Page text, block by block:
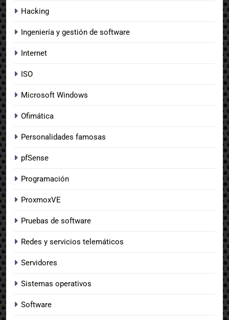
Hacking
Ingeniería y gestión de software
Internet
ISO
Microsoft Windows
Ofimática
Personalidades famosas
pfSense
Programación
ProxmoxVE
Pruebas de software
Redes y servicios telemáticos
Servidores
Sistemas operativos
Software